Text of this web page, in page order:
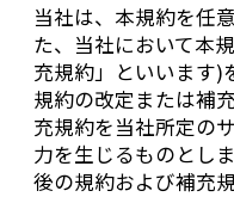
当社は、本規約を任
た、当社において本
充規約」といいます)
規約の改定または補
充規約を当社所定の
力を生じるものとし
後の規約および補充